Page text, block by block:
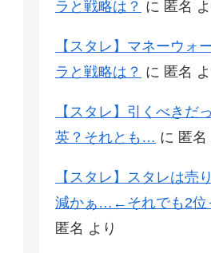
ラと戦略は？ に 匿名
【スタレ】マネーウォ
ラと戦略は？ に 匿名
【スタレ】引くべきだ
英？それとも… に 匿名
【スタレ】スタレは売
減かぁ…←それでも2位
匿名 より